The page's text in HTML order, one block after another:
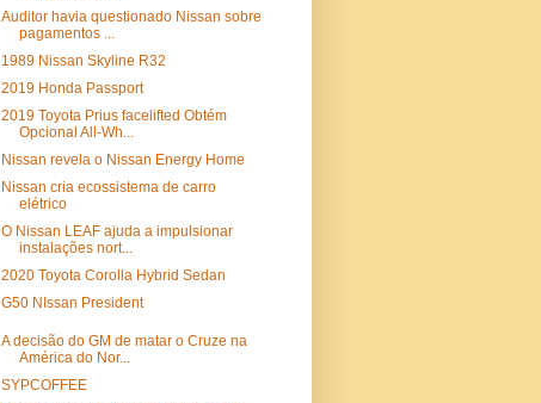
Auditor havia questionado Nissan sobre
pagamentos ...
1989 Nissan Skyline R32
2019 Honda Passport
2019 Toyota Prius facelifted Obtém
Opcional All-Wh...
Nissan revela o Nissan Energy Home
Nissan cria ecossistema de carro
elétrico
O Nissan LEAF ajuda a impulsionar
instalações nort...
2020 Toyota Corolla Hybrid Sedan
G50 NIssan President
A decisão do GM de matar o Cruze na
América do Nor...
SYPCOFFEE